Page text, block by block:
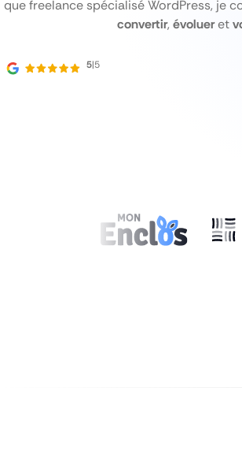
que freelance spécialisé WordPress, je
convertir, évolueret
5|5